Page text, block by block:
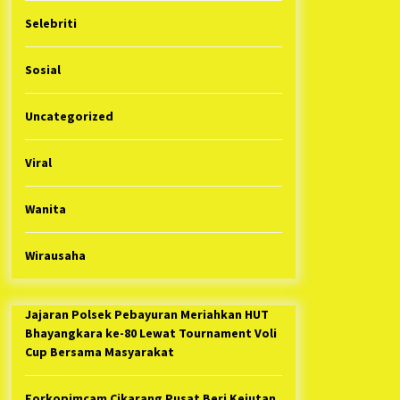
Selebriti
Sosial
Uncategorized
Viral
Wanita
Wirausaha
Jajaran Polsek Pebayuran Meriahkan HUT
Bhayangkara ke-80 Lewat Tournament Voli
Cup Bersama Masyarakat